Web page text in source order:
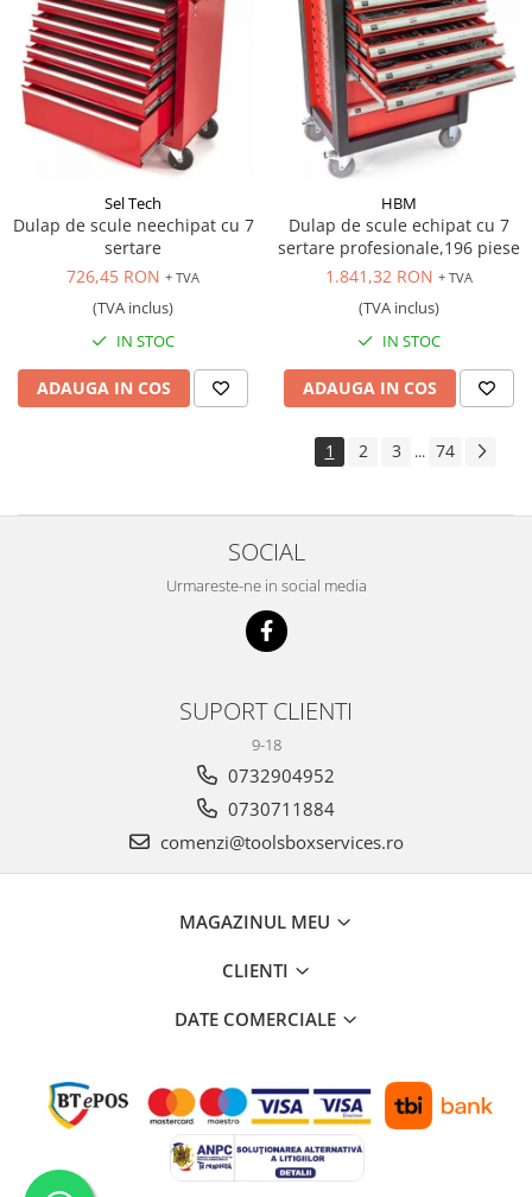
Sel Tech
Dulap de scule neechipat cu 7
sertare
726,45 RON + TVA
(TVA inclus)
IN STOC
ADAUGA IN COS
HBM
Dulap de scule echipat cu 7
sertare profesionale,196 piese
1.841,32 RON + TVA
(TVA inclus)
IN STOC
ADAUGA IN COS
1 2 3 ... 74
SOCIAL
Urmareste-ne in social media
SUPORT CLIENTI
9-18
0732904952
0730711884
comenzi@toolsboxservices.ro
MAGAZINUL MEU
CLIENTI
DATE COMERCIALE